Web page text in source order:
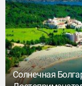
Солнечная